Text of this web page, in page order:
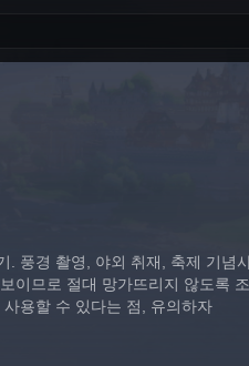
풍경 촬영, 야외 취재, 축제 기념
이므로 절대 망가뜨리지 않도록
용할 수 있다는 점, 유의하자